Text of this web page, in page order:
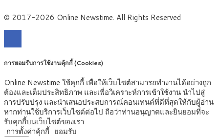
© 2017-2026 Online Newstime. All Rights Reserved
การยอมรับการใช้งานคุ้กกี้ (Cookies)
Online Newstime ใช้คุกกี้ เพื่อให้เว็บไซต์สามารถทำงานได้อย่างถูก
ต้องและเต็มประสิทธิภาพ และเพื่อวิเคราะห์การเข้าใช้งาน นำไปสู่
การปรับปรุง และนำเสนอประสบการณ์คอนเทนต์ที่ดีที่สุดให้กับผู้อ่าน
หากท่านใช้บริการเว็บไซต์ต่อไป ถือว่าท่านอนุญาตและยินยอมที่จะ
รับคุกกี้บนเว็บไซต์ของเรา
การตั้งค่าคุ้กกี้ ยอมรับ